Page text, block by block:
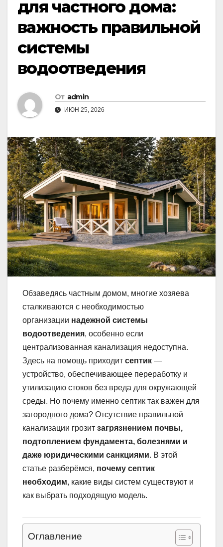
для частного дома:
важность правильной
системы
водоотведения
От admin
ИЮН 25, 2026
Обзаведясь частным домом, многие хозяева
сталкиваются с необходимостью
организации надежной системы
водоотведения, особенно если
централизованная канализация недоступна.
Здесь на помощь приходит септик —
устройство, обеспечивающее переработку и
утилизацию стоков без вреда для окружающей
среды. Но почему именно септик так важен для
загородного дома? Отсутствие правильной
канализации грозит загрязнением почвы,
подтоплением фундамента, болезнями и
даже юридическими санкциями. В этой
статье разберёмся, почему септик
необходим, какие виды систем существуют и
как выбрать подходящую модель.
Оглавление